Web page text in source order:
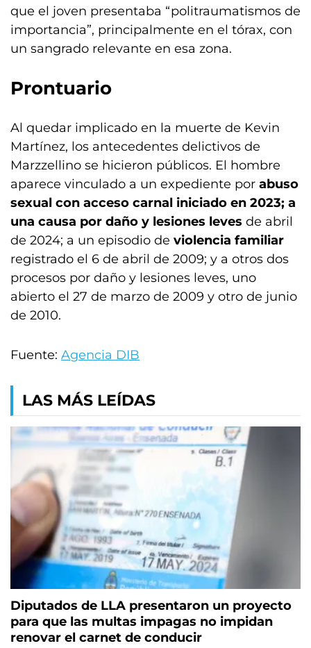
que el joven presentaba “politraumatismos de
importancia”, principalmente en el tórax, con
un sangrado relevante en esa zona.
Prontuario
Al quedar implicado en la muerte de Kevin
Martínez, los antecedentes delictivos de
Marzzellino se hicieron públicos. El hombre
aparece vinculado a un expediente por abuso
sexual con acceso carnal iniciado en 2023; a
una causa por daño y lesiones leves de abril
de 2024; a un episodio de violencia familiar
registrado el 6 de abril de 2009; y a otros dos
procesos por daño y lesiones leves, uno
abierto el 27 de marzo de 2009 y otro de junio
de 2010.
Fuente: Agencia DIB
LAS MÁS LEÍDAS
Diputados de LLA presentaron un proyecto
para que las multas impagas no impidan
renovar el carnet de conducir